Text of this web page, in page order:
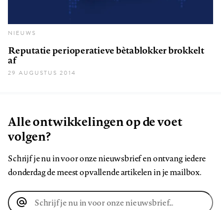
NIEUWS
Reputatie perioperatieve bètablokker brokkelt
af
29 AUGUSTUS 2014
Alle ontwikkelingen op de voet
volgen?
Schrijf je nu in voor onze nieuwsbrief en ontvang iedere
donderdag de meest opvallende artikelen in je mailbox.